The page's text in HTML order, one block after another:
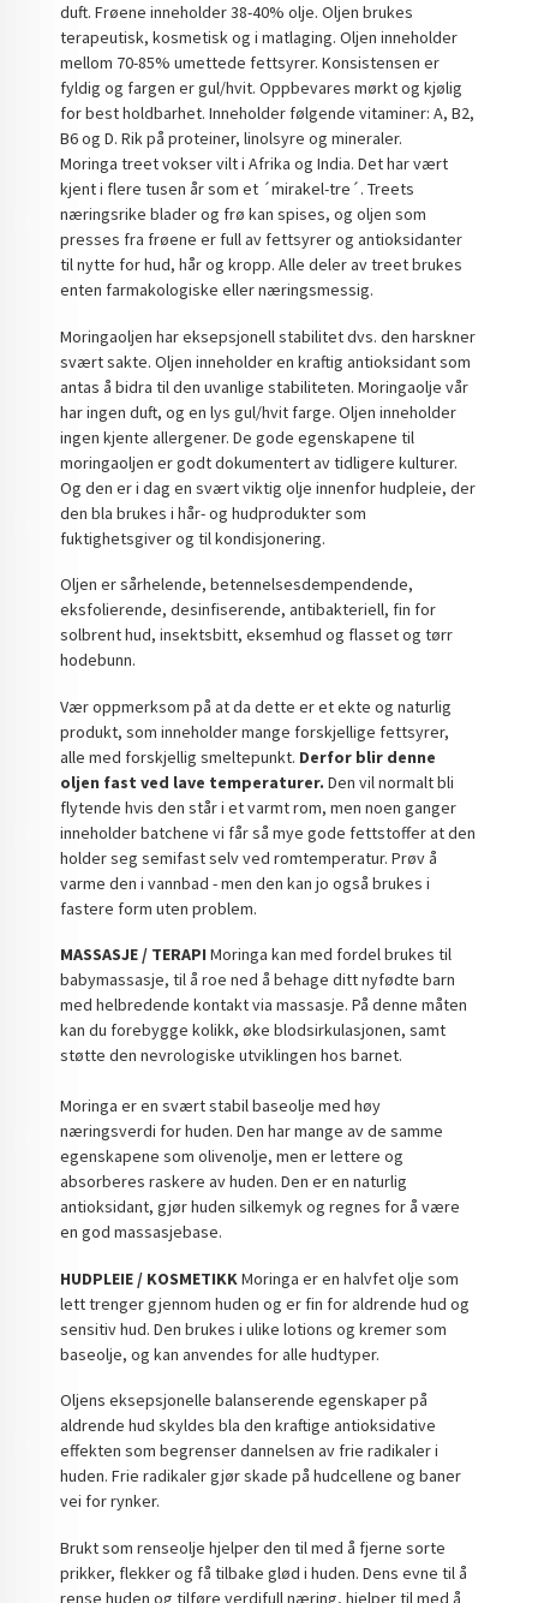
duft. Frøene inneholder 38-40% olje. Oljen brukes
terapeutisk, kosmetisk og i matlaging. Oljen inneholder
mellom 70-85% umettede fettsyrer. Konsistensen er
fyldig og fargen er gul/hvit. Oppbevares mørkt og kjølig
for best holdbarhet. Inneholder følgende vitaminer: A, B2,
B6 og D. Rik på proteiner, linolsyre og mineraler.
Moringa treet vokser vilt i Afrika og India. Det har vært
kjent i flere tusen år som et ´mirakel-tre´. Treets
næringsrike blader og frø kan spises, og oljen som
presses fra frøene er full av fettsyrer og antioksidanter
til nytte for hud, hår og kropp. Alle deler av treet brukes
enten farmakologiske eller næringsmessig.
Moringaoljen har eksepsjonell stabilitet dvs. den harskner
svært sakte. Oljen inneholder en kraftig antioksidant som
antas å bidra til den uvanlige stabiliteten. Moringaolje vår
har ingen duft, og en lys gul/hvit farge. Oljen inneholder
ingen kjente allergener. De gode egenskapene til
moringaoljen er godt dokumentert av tidligere kulturer.
Og den er i dag en svært viktig olje innenfor hudpleie, der
den bla brukes i hår- og hudprodukter som
fuktighetsgiver og til kondisjonering.
Oljen er sårhelende, betennelsesdempendende,
eksfolierende, desinfiserende, antibakteriell, fin for
solbrent hud, insektsbitt, eksemhud og flasset og tørr
hodebunn.
Vær oppmerksom på at da dette er et ekte og naturlig
produkt, som inneholder mange forskjellige fettsyrer,
alle med forskjellig smeltepunkt. Derfor blir denne
oljen fast ved lave temperaturer. Den vil normalt bli
flytende hvis den står i et varmt rom, men noen ganger
inneholder batchene vi får så mye gode fettstoffer at den
holder seg semifast selv ved romtemperatur. Prøv å
varme den i vannbad - men den kan jo også brukes i
fastere form uten problem.
MASSASJE / TERAPIMoringa kan med fordel brukes til
babymassasje, til å roe ned å behage ditt nyfødte barn
med helbredende kontakt via massasje. På denne måten
kan du forebygge kolikk, øke blodsirkulasjonen, samt
støtte den nevrologiske utviklingen hos barnet.
Moringa er en svært stabil baseolje med høy
næringsverdi for huden. Den har mange av de samme
egenskapene som olivenolje, men er lettere og
absorberes raskere av huden. Den er en naturlig
antioksidant, gjør huden silkemyk og regnes for å være
en god massasjebase.
HUDPLEIE / KOSMETIKKMoringa er en halvfet olje som
lett trenger gjennom huden og er fin for aldrende hud og
sensitiv hud. Den brukes i ulike lotions og kremer som
baseolje, og kan anvendes for alle hudtyper.
Oljens eksepsjonelle balanserende egenskaper på
aldrende hud skyldes bla den kraftige antioksidative
effekten som begrenser dannelsen av frie radikaler i
huden. Frie radikaler gjør skade på hudcellene og baner
vei for rynker.
Brukt som renseolje hjelper den til med å fjerne sorte
prikker, flekker og få tilbake glød i huden. Dens evne til å
rense huden og tilføre verdifull næring, hjelper til med å